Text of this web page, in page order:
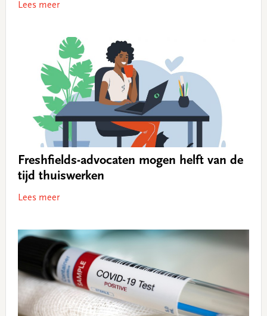
Lees meer
Freshfields-advocaten mogen helft van de
tijd thuiswerken
Lees meer